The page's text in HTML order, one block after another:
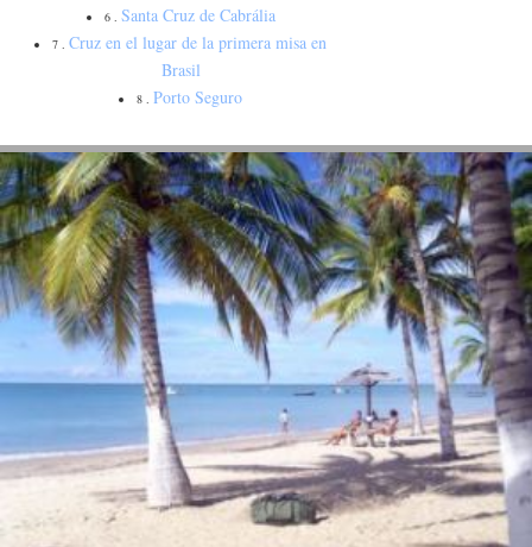
6 . Santa Cruz de Cabrália
7 . Cruz en el lugar de la primera misa en
Brasil
8 . Porto Seguro